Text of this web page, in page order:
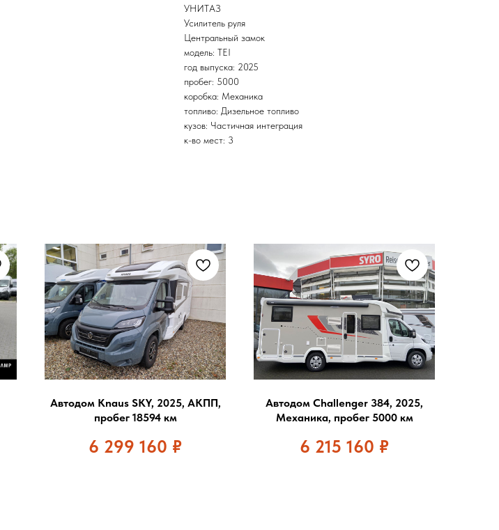
УНИТАЗ
Усилитель руля
Центральный замок
модель: TEI
год выпуска: 2025
пробег: 5000
коробка: Механика
топливо: Дизельное топливо
кузов: Частичная интеграция
к-во мест: 3
Автодом Knaus SKY, 2025, АКПП,
пробег 18594 км
6 299 160 ₽
Автодом Challenger 384, 2025,
Механика, пробег 5000 км
6 215 160 ₽